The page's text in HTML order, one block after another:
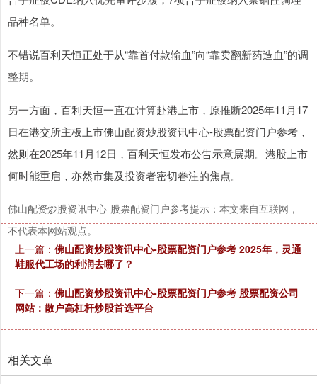
品种名单。
不错说百利天恒正处于从“靠首付款输血”向“靠卖翻新药造血”的调
整期。
另一方面，百利天恒一直在计算赴港上市，原推断2025年11月17
日在港交所主板上市佛山配资炒股资讯中心-股票配资门户参考，
然则在2025年11月12日，百利天恒发布公告示意展期。港股上市
何时能重启，亦然市集及投资者密切眷注的焦点。
佛山配资炒股资讯中心-股票配资门户参考提示：本文来自互联网，
不代表本网站观点。
上一篇： 佛山配资炒股资讯中心-股票配资门户参考 2025年，灵通
鞋服代工场的利润去哪了？
下一篇： 佛山配资炒股资讯中心-股票配资门户参考 股票配资公司
网站：散户高杠杆炒股首选平台
相关文章